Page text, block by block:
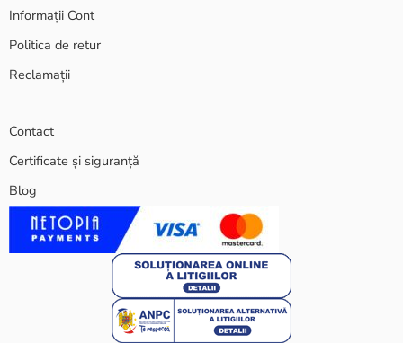
Informații Cont
Politica de retur
Reclamații
Contact
Certificate și siguranță
Blog